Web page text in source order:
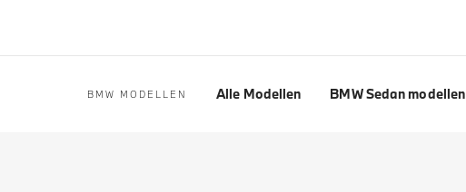
BMW MODELLEN Alle Modellen BMW Sedan modellen